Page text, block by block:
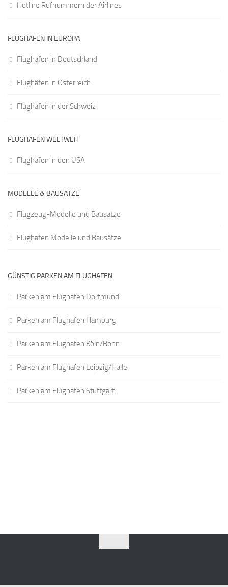
Hotline Rufnummern der Airlines
FLUGHÄFEN IN EUROPA
Flughäfen in Deutschland
Flughäfen in Österreich
Flughäfen in der Schweiz
FLUGHÄFEN WELTWEIT
Flughäfen in den USA
MODELLE & BAUSÄTZE
Flugzeug-Modelle und Bausätze
Flughafen Modelle und Bausätze
GÜNSTIG PARKEN AM FLUGHAFEN
Parken am Flughafen Dortmund
Parken am Flughafen Hamburg
Parken am Flughafen Köln/Bonn
Parken am Flughafen Leipzig/Halle
Parken am Flughafen Stuttgart